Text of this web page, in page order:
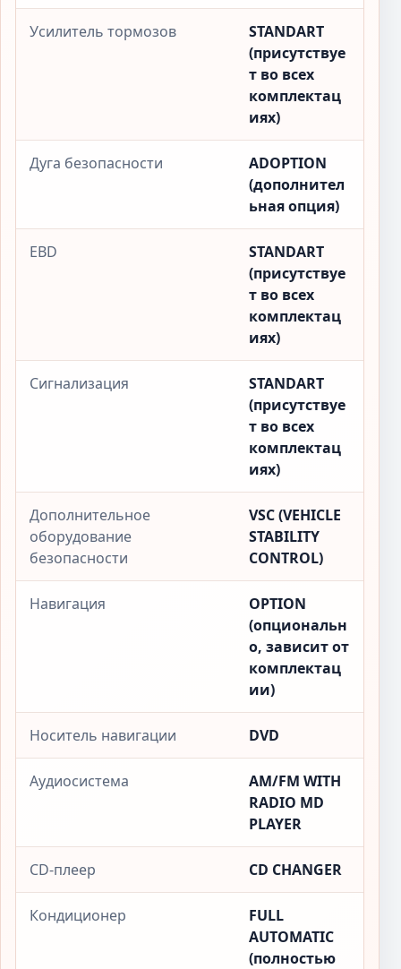
Усилитель тормозов
STANDART
(присутствуе
т во всех
комплектац
иях)
Дуга безопасности
ADOPTION
(дополнител
ьная опция)
EBD
STANDART
(присутствуе
т во всех
комплектац
иях)
Сигнализация
STANDART
(присутствуе
т во всех
комплектац
иях)
Дополнительное
оборудование
безопасности
VSC (VEHICLE
STABILITY
CONTROL)
Навигация
OPTION
(опциональн
о, зависит от
комплектац
ии)
Носитель навигации DVD
Аудиосистема
AM/FM WITH
RADIO MD
PLAYER
CD-плеер CD CHANGER
Кондиционер
FULL
AUTOMATIC
(полностью